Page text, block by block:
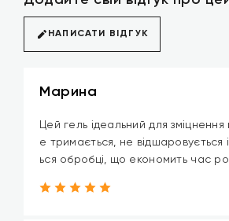
НАПИСАТИ ВІДГУК
Марина
Цей гель ідеальний для зміцнення
е тримається, не відшаровується
ься обробці, що економить час